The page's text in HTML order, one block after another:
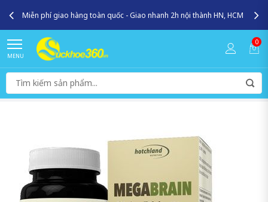
Miễn phí giao hàng toàn quốc - Giao nhanh 2h nội thành HN, HCM
MENU
0